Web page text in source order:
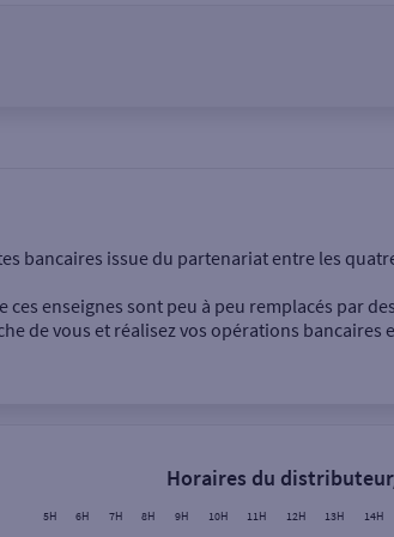
Retrait de monnaie €
bancaires issue du partenariat entre les
enseignes sont peu à peu remplacés par
de vous et réalisez vos opérations bancaires
Horaires du
5H 6H 7H 8H 9H 10H 11H 12H 13H 14H